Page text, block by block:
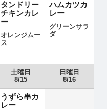
タンドリー
チキンカレ
ー
オレンジムー
ス
ハムカツカ
レー
グリーンサラ
ダ
土曜日
8/15
日曜日
8/16
うずら串カ
レー